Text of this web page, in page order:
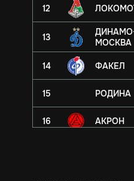
12
13
МОСКВА
14 ФАКЕЛ
15 РОДИНА
16 АКРОН